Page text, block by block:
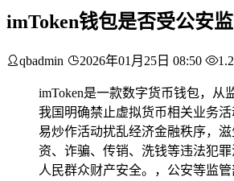
imToken钱包是否受公安
qbadmin 2026年01月25日 08:50
imToken是一款数字货币钱包，从
我国明确禁止虚拟货币相关业务
易炒作活动扰乱经济金融秩序，
资、诈骗、传销、洗钱等违法犯
人民群众财产安全。，公安等监